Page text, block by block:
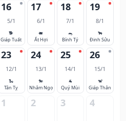
16
5/1
🐕
Giáp Tuất
17
6/1
🐖
Ất Hợi
18
7/1
🐀
Bính Tý
19
8/1
🐂
Đinh Sửu
23
12/1
🐍
Tân Tỵ
24
13/1
🐎
Nhâm Ngọ
25
14/1
🐐
Quý Mùi
26
15/1
🐒
Giáp Thân
1 2 3 4